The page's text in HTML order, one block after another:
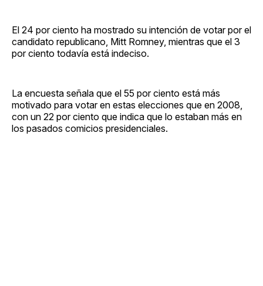
El 24 por ciento ha mostrado su intención de votar por el
candidato republicano, Mitt Romney, mientras que el 3
por ciento todavía está indeciso.
La encuesta señala que el 55 por ciento está más
motivado para votar en estas elecciones que en 2008,
con un 22 por ciento que indica que lo estaban más en
los pasados comicios presidenciales.